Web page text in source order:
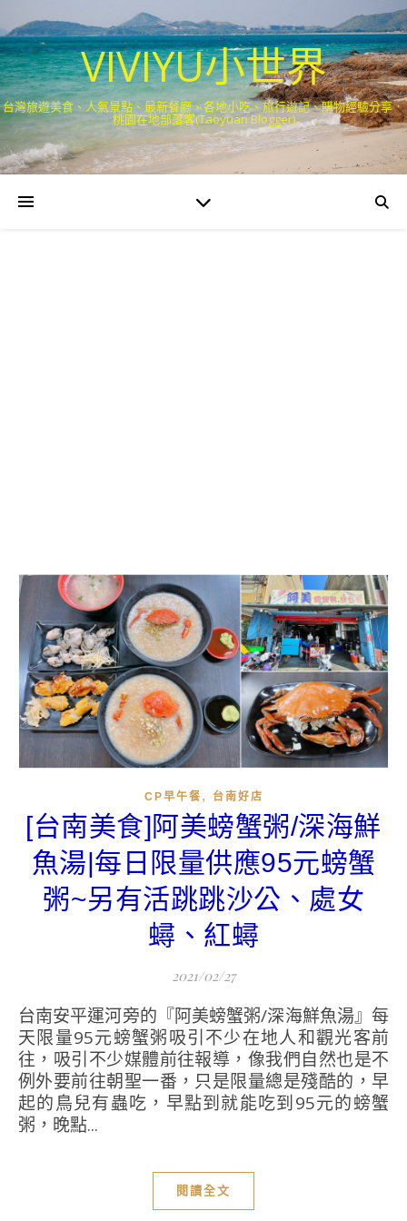
VIVIYU小世界
台灣旅遊美食、人氣景點、最新餐廳、各地小吃、旅行遊記、購物經驗分享．
桃園在地部落客(Taoyuan Blogger)
CP早午餐 , 台南好店
[台南美食]阿美螃蟹粥/深海鮮
魚湯|每日限量供應95元螃蟹
粥~另有活跳跳沙公、處女
蟳、紅蟳
2021/02/27
台南安平運河旁的『阿美螃蟹粥/深海鮮魚湯』每
天限量95元螃蟹粥吸引不少在地人和觀光客前
往，吸引不少媒體前往報導，像我們自然也是不
例外要前往朝聖一番，只是限量總是殘酷的，早
起的鳥兒有蟲吃，早點到就能吃到95元的螃蟹
粥，晚點...
閱讀全文